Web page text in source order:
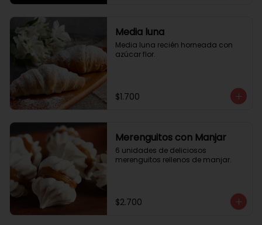
Media luna
Media luna recién horneada con
azúcar flor.
$1.700
Merenguitos con Manjar
6 unidades de deliciosos
merenguitos rellenos de manjar.
$2.700